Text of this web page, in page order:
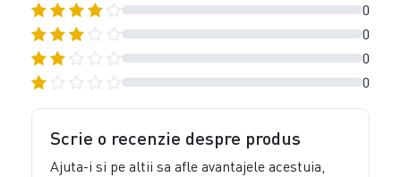
0
0
0
0
Scrie o recenzie despre produs
Ajuta-i si pe altii sa afle avantajele acestuia,